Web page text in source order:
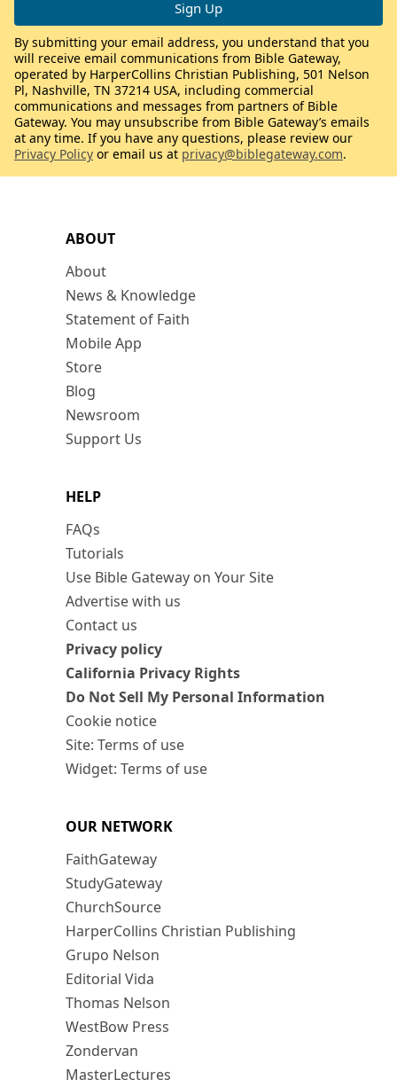
ABOUT
About
News & Knowledge
Statement of Faith
Mobile App
Store
Blog
Newsroom
Support Us
HELP
FAQs
Tutorials
Use Bible Gateway on Your Site
Advertise with us
Contact us
Privacy policy
California Privacy Rights
Do Not Sell My Personal Information
Cookie notice
Site: Terms of use
Widget: Terms of use
OUR NETWORK
FaithGateway
StudyGateway
ChurchSource
HarperCollins Christian Publishing
Grupo Nelson
Editorial Vida
Thomas Nelson
WestBow Press
Zondervan
MasterLectures
By submitting your email address, you understand that you
will receive email communications from Bible Gateway,
operated by HarperCollins Christian Publishing, 501 Nelson
Pl, Nashville, TN 37214 USA, including commercial
communications and messages from partners of Bible
Gateway. You may unsubscribe from Bible Gateway’s emails
at any time. If you have any questions, please review our
Privacy Policy or email us at privacy@biblegateway.com.